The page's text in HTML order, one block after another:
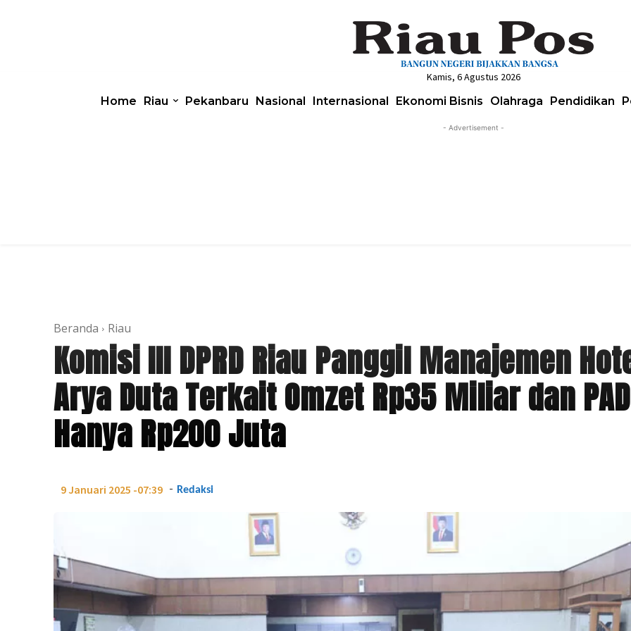
Kamis, 6 Agustus 2026
Home Riau Pekanbaru Nasional Internasional Ekonomi Bisnis Olahraga Pendidikan
- Advertisement -
Beranda Riau
Komisi III DPRD Riau Panggil Manajemen
Arya Duta Terkait Omzet Rp35 Miliar dan PAD
Hanya Rp200 Juta
9 Januari 2025 -07:39 - Redaksi